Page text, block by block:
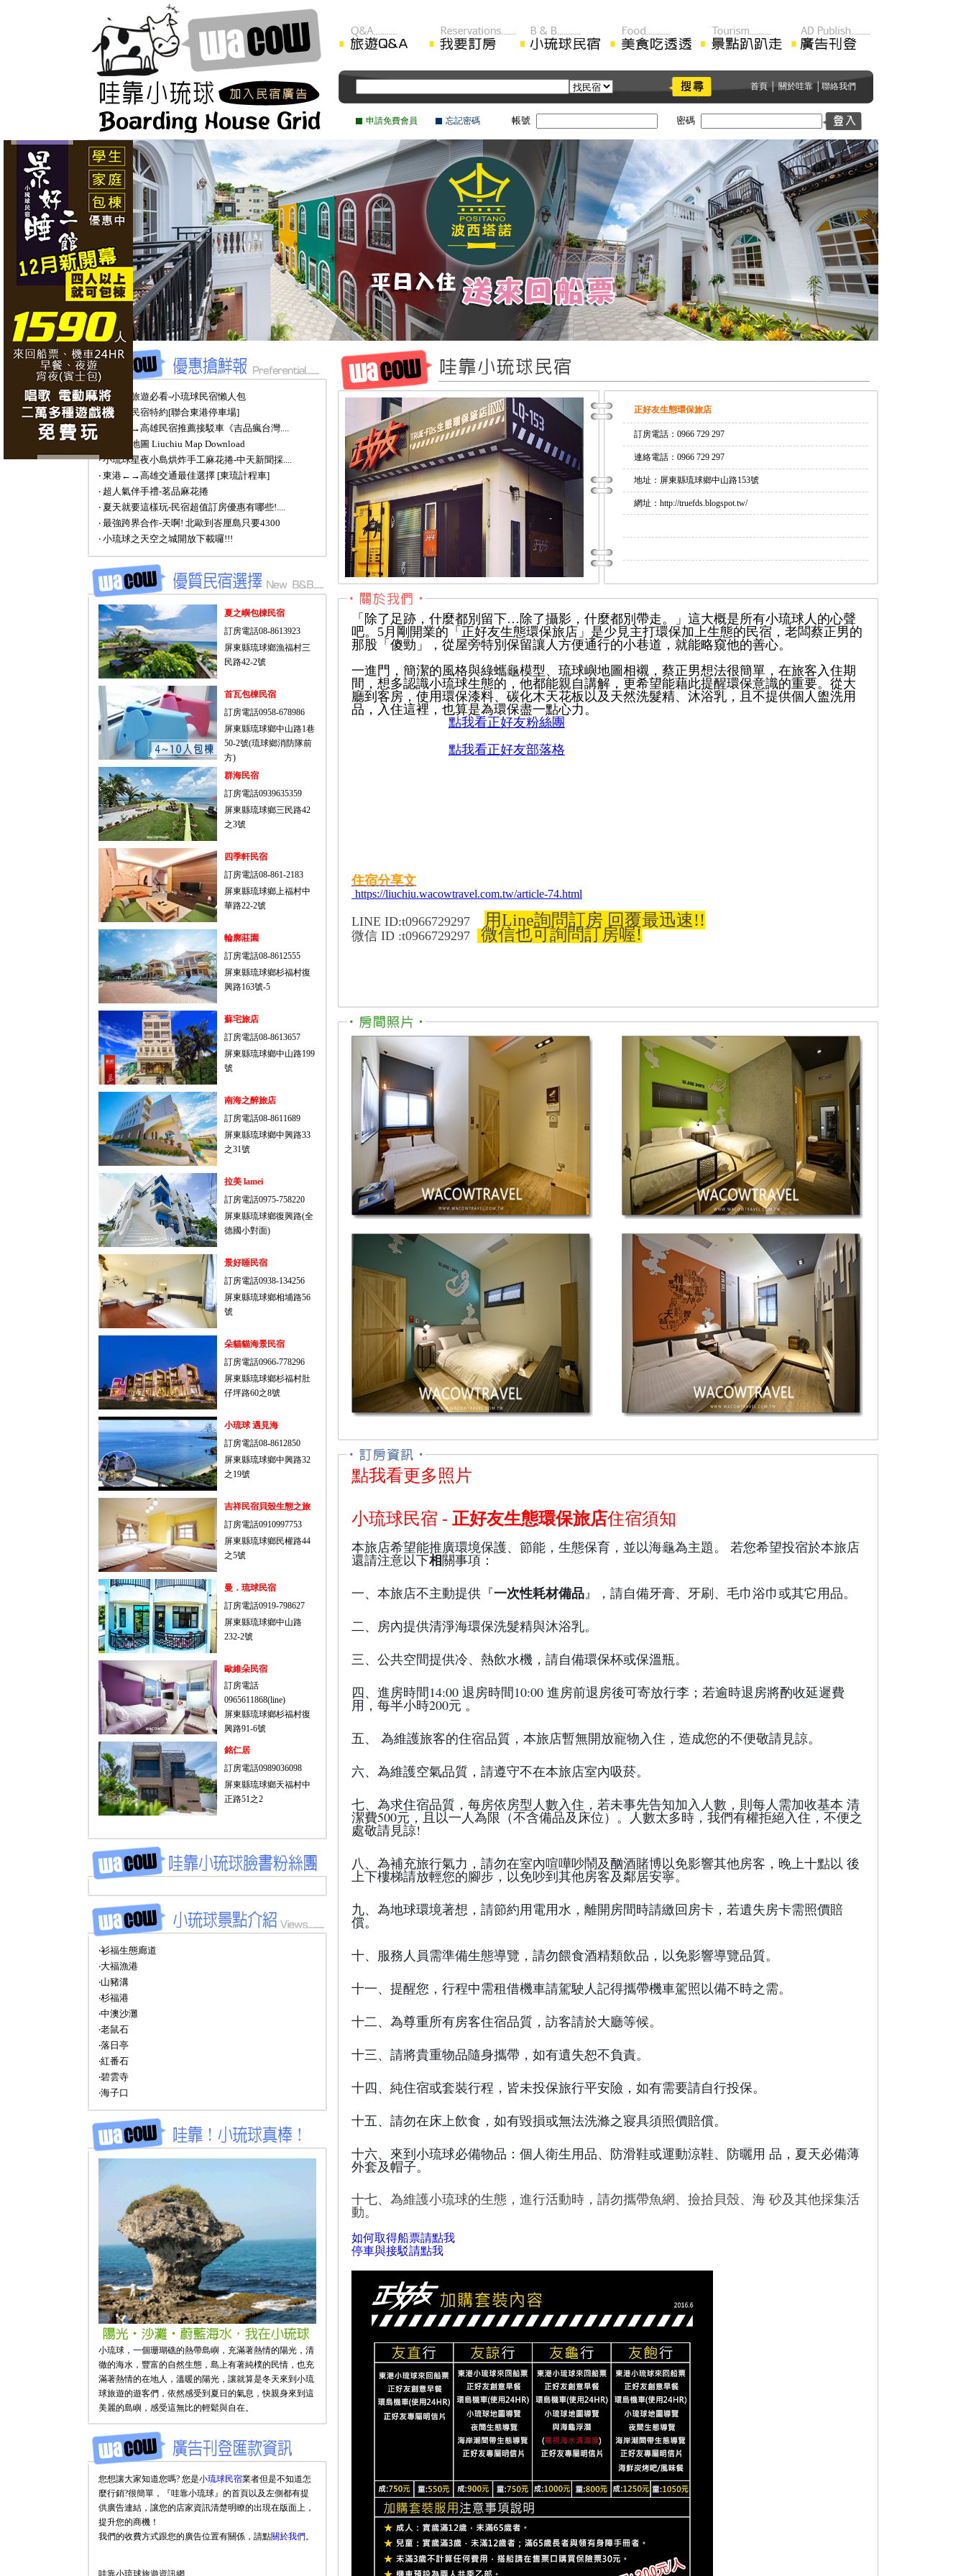
首頁│關於哇靠│ 聯絡我們
申請免費會員 忘記密碼 帳號 密碼
‧ 小琉球旅遊必看-小琉球民宿懶人包
‧ 小琉球民宿特約[聯合東港停車場]
‧ 東港←→高雄民宿推薦接駁車《吉品瘋台灣....
‧ 小琉球地圖 Liuchiu Map Download
‧ 小琉球星夜小島烘炸手工麻花捲-中天新聞採....
‧ 東港←→高雄交通最佳選擇 [東琉計程車]
‧ 超人氣伴手禮-茗品麻花捲
‧ 夏天就要這樣玩-民宿超值訂房優惠有哪些!....
‧ 最強跨界合作-天啊! 北歐到峇厘島只要4300
‧ 小琉球之天空之城開放下載囉!!!
夏之嶼包棟民宿
訂房電話08-8613923
屏東縣琉球鄉漁福村三
民路42-2號
首瓦包棟民宿
訂房電話0958-678986
屏東縣琉球鄉中山路1巷
50-2號(琉球鄉消防隊前
方)
群海民宿
訂房電話0939635359
屏東縣琉球鄉三民路42
之3號
四季軒民宿
訂房電話08-861-2183
屏東縣琉球鄉上福村中
華路22-2號
輪廓莊園
訂房電話08-8612555
屏東縣琉球鄉杉福村復
興路163號-5
蘇宅旅店
訂房電話08-8613657
屏東縣琉球鄉中山路199
號
南海之醉旅店
訂房電話08-8611689
屏東縣琉球鄉中興路33
之31號
拉美 lamei
訂房電話0975-758220
屏東縣琉球鄉復興路(全
德國小對面)
景好睡民宿
訂房電話0938-134256
屏東縣琉球鄉相埔路56
號
朵貓貓海景民宿
訂房電話0966-778296
屏東縣琉球鄉杉福村肚
仔坪路60之8號
小琉球 遇見海
訂房電話08-8612850
屏東縣琉球鄉中興路32
之19號
吉祥民宿貝殼生態之旅
訂房電話0910997753
屏東縣琉球鄉民權路44
之5號
曼．琉球民宿
訂房電話0919-798627
屏東縣琉球鄉中山路
232-2號
歐維朵民宿
訂房電話
0965611868(line)
屏東縣琉球鄉杉福村復
興路91-6號
銘仁居
訂房電話0989036098
屏東縣琉球鄉天福村中
正路51之2
‧衫福生態廊道
‧大福漁港
‧山豬溝
‧杉福港
‧中澳沙灘
‧老鼠石
‧落日亭
‧紅番石
‧碧雲寺
‧海子口
小琉球，一個珊瑚礁的熱帶島嶼，充滿著熱情的陽光，清
徹的海水，豐富的自然生態，島上有著純樸的民情，也充
滿著熱情的在地人，溫暖的陽光，讓就算是冬天來到小琉
球旅遊的遊客們，依然感受到夏日的氣息，快親身來到這
美麗的島嶼，感受這無比的輕鬆與自在。
您想讓大家知道您嗎? 您是小琉球民宿業者但是不知道怎
麼行銷?很簡單，『哇靠小琉球』的首頁以及左側都有提
供廣告連結，讓您的店家資訊清楚明瞭的出現在版面上，
提升您的商機！
我們的收費方式跟您的廣告位置有關係，請點關於我們。
哇靠小琉球旅遊資訊網
正好友生態環保旅店
訂房電話：0966 729 297
連絡電話：0966 729 297
地址：屏東縣琉球鄉中山路153號
網址：http://truefds.blogspot.tw/
「除了足跡，什麼都別留下…除了攝影，什麼都別帶走。」這大概是所有小琉球人的心聲
吧。5月剛開業的「正好友生態環保旅店」是少見主打環保加上生態的民宿，老闆蔡正男的
那股「傻勁」，從屋旁特別保留讓人方便通行的小巷道，就能略窺他的善心。
一進門，簡潔的風格與綠蠵龜模型、琉球嶼地圖相襯，蔡正男想法很簡單，在旅客入住期
間，想多認識小琉球生態的，他都能親自講解，更希望能藉此提醒環保意識的重要。從大
廳到客房，使用環保漆料、碳化木天花板以及天然洗髮精、沐浴乳，且不提供個人盥洗用
品，入住這裡，也算是為環保盡一點心力。
點我看正好友粉絲團
點我看正好友部落格
住宿分享文
https://liuchiu.wacowtravel.com.tw/article-74.html
LINE ID:t0966729297 用Line詢問訂房 回覆最迅速!!
微信 ID :t0966729297 微信也可詢問訂房喔!
點我看更多照片
小琉球民宿 - 正好友生態環保旅店住宿須知
本旅店希望能推廣環境保護、節能，生態保育，並以海龜為主題。 若您希望投宿於本旅店
還請注意以下相關事項：
一、本旅店不主動提供『一次性耗材備品』，請自備牙膏、牙刷、毛巾浴巾或其它用品。
二、房內提供清淨海環保洗髮精與沐浴乳。
三、公共空間提供冷、熱飲水機，請自備環保杯或保溫瓶。
四、進房時間14:00 退房時間10:00 進房前退房後可寄放行李；若逾時退房將酌收延遲費
用，每半小時200元 。
五、 為維護旅客的住宿品質，本旅店暫無開放寵物入住，造成您的不便敬請見諒。
六、為維護空氣品質，請遵守不在本旅店室內吸菸。
七、為求住宿品質，每房依房型人數入住，若未事先告知加入人數，則每人需加收基本 清
潔費500元，且以一人為限（不含備品及床位）。人數太多時，我們有權拒絕入住，不便之
處敬請見諒!
八、為補充旅行氣力，請勿在室內喧嘩吵鬧及酗酒賭博以免影響其他房客，晚上十點以 後
上下樓梯請放輕您的腳步，以免吵到其他房客及鄰居安寧。
九、為地球環境著想，請節約用電用水，離開房間時請繳回房卡，若遺失房卡需照價賠
償。
十、服務人員需準備生態導覽，請勿餵食酒精類飲品，以免影響導覽品質。
十一、提醒您，行程中需租借機車請駕駛人記得攜帶機車駕照以備不時之需。
十二、為尊重所有房客住宿品質，訪客請於大廳等候。
十三、請將貴重物品隨身攜帶，如有遺失恕不負責。
十四、純住宿或套裝行程，皆未投保旅行平安險，如有需要請自行投保。
十五、請勿在床上飲食，如有毀損或無法洗滌之寢具須照價賠償。
十六、來到小琉球必備物品：個人衛生用品、防滑鞋或運動涼鞋、防曬用 品，夏天必備薄
外套及帽子。
十七、為維護小琉球的生態，進行活動時，請勿攜帶魚網、撿拾貝殼、海 砂及其他採集活
動。
如何取得船票請點我
停車與接駁請點我